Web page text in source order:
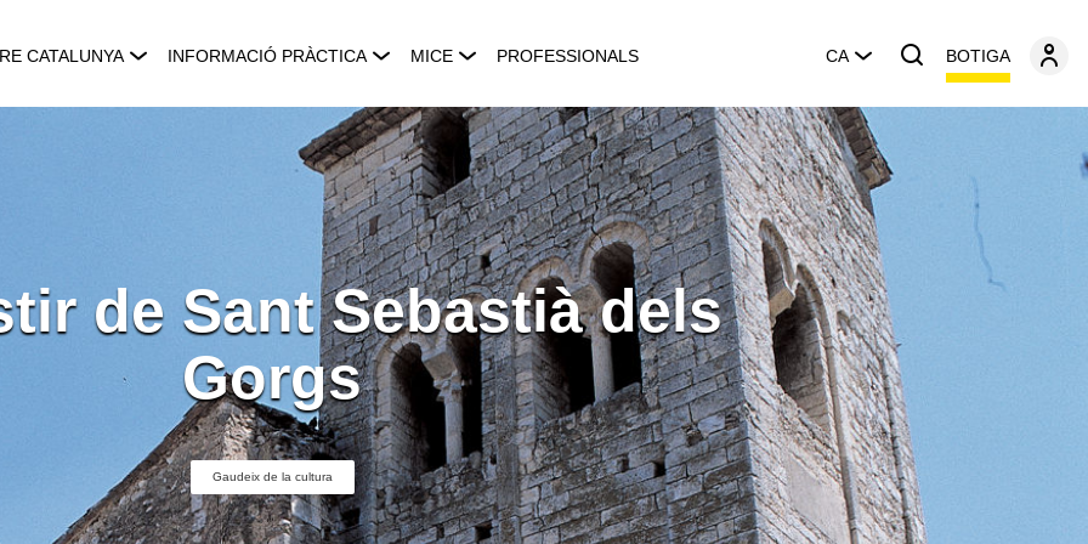
CATALUNYA INFORMACIÓ PRÀCTICA MICE PROFESSIONALS CA BOTIGA
de Sant Sebastià dels
Gorgs
Gaudeix de la cultura